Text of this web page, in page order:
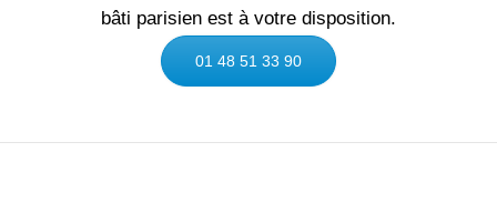
bâti parisien est à votre disposition.
01 48 51 33 90